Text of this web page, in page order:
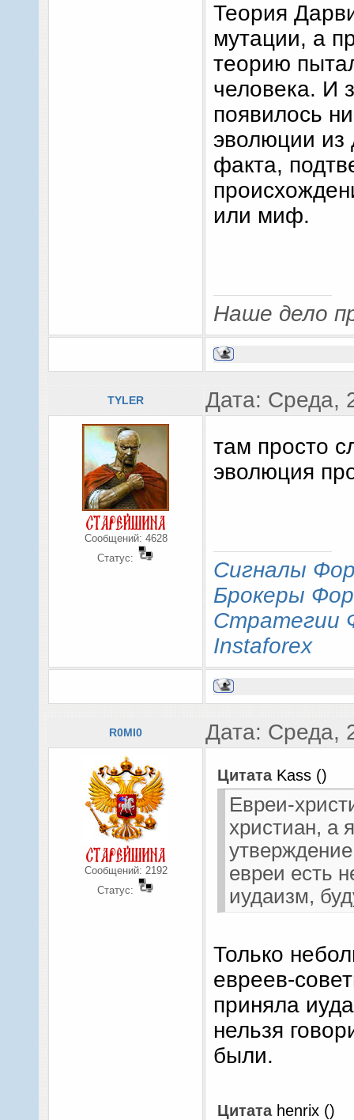
Теория
мутации, а
теорию
человека. И
появилось
эволюции из
факта,
или миф.
Наше дело
TYLER Дата: Среда,
Сообщений: 4628
Статус:
там просто
эволюция
Сигналы
Брокеры
Стратегии
Instaforex
R0MI0 Дата: Среда,
Сообщений: 2192
Статус:
Цитата Kass ()
Евреи-
христиан, а
евреи есть
иудаизм,
Только
евреев-
приняла
нельзя
были.
Цитата henrix ()